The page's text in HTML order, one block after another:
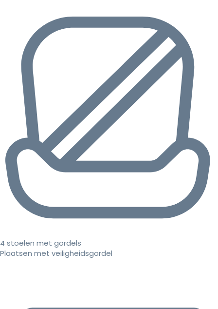
4 stoelen met gordels
Plaatsen met veiligheidsgordel